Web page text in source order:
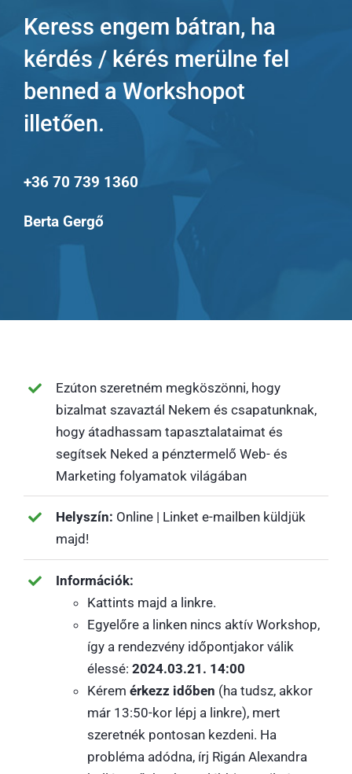
Keress engem bátran, ha
kérdés / kérés merülne fel
benned a Workshopot
illetően.
+36 70 739 1360
Berta Gergő
Ezúton szeretném megköszönni, hogy
bizalmat szavaztál Nekem és csapatunknak,
hogy átadhassam tapasztalataimat és
segítsek Neked a pénztermelő Web- és
Marketing folyamatok világában
Helyszín: Online | Linket e-mailben küldjük
majd!
Információk:
Kattints majd a linkre.
Egyelőre a linken nincs aktív Workshop,
így a rendezvény időpontjakor válik
élessé: 2024.03.21. 14:00
Kérem érkezz időben (ha tudsz, akkor
már 13:50-kor lépj a linkre), mert
szeretnék pontosan kezdeni. Ha
probléma adódna, írj Rigán Alexandra